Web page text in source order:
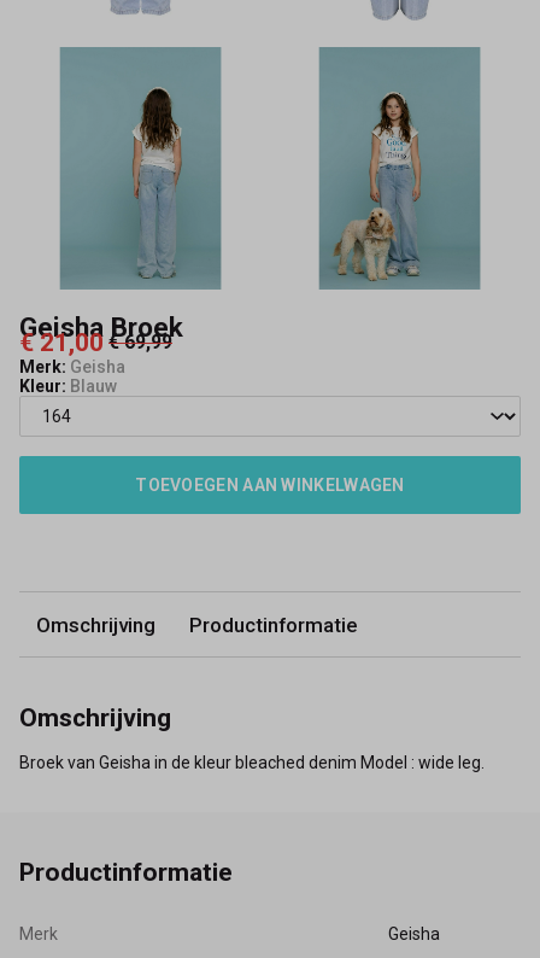
Geisha Broek
€ 21,00 € 69,99
Merk: Geisha
Kleur: Blauw
TOEVOEGEN AAN WINKELWAGEN
Omschrijving Productinformatie
Omschrijving
Broek van Geisha in de kleur bleached denim Model : wide leg.
Productinformatie
Merk Geisha